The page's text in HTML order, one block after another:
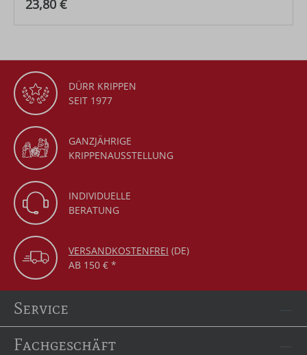
Regulärer Preis:
23,80 €
DÜRR KRIPPEN
SEIT 1977
GANZJÄHRIGE
KRIPPENAUSSTELLUNG
INDIVIDUELLE
BERATUNG
VERSANDKOSTENFREI (DE)
AB 150 € *
Service
Fachgeschäft